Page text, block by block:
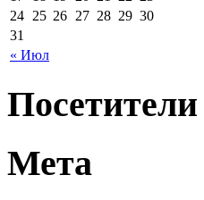
« Июл
24 25 26 27 28 29 30
31
Посетители
Мета